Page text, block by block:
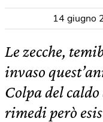
14 giugno
Le zecche,
invaso
Colpa del
rimedi però